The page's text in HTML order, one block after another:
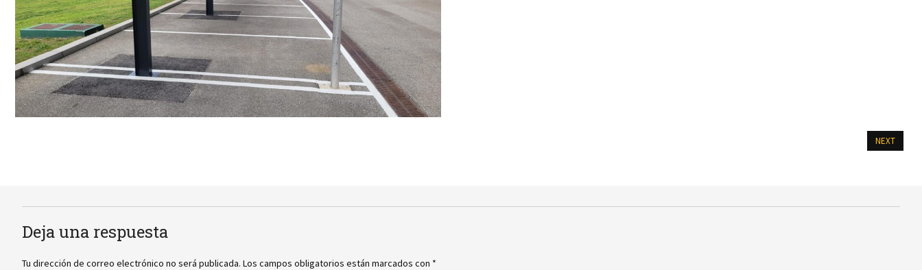
NEXT
Deja una respuesta
Tu dirección de correo electrónico no será publicada. Los campos obligatorios están marcados con *